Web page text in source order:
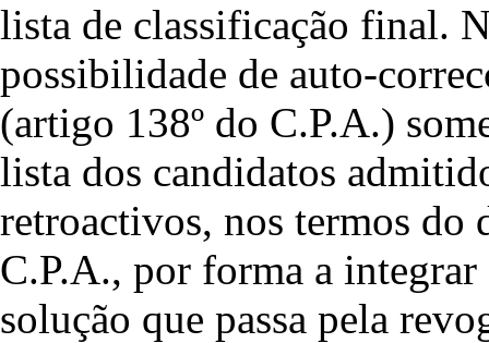
lista de classificação final.
possibilidade de auto-
(artigo 138º do C.P.A.)
lista dos candidatos
retroactivos, nos termos do
C.P.A., por forma a
solução que passa pela